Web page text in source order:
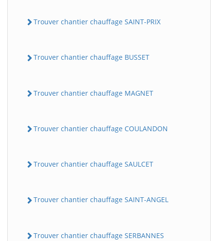
Trouver chantier chauffage SAINT-PRIX
Trouver chantier chauffage BUSSET
Trouver chantier chauffage MAGNET
Trouver chantier chauffage COULANDON
Trouver chantier chauffage SAULCET
Trouver chantier chauffage SAINT-ANGEL
Trouver chantier chauffage SERBANNES